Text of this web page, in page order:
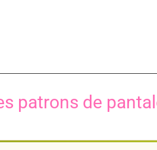
patrons de